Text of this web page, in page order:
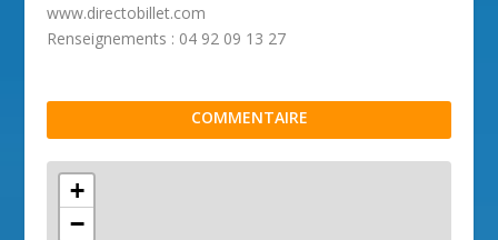
www.directobillet.com
Renseignements : 04 92 09 13 27
COMMENTAIRE
+
−